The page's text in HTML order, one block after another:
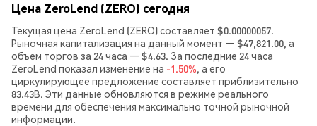
Цена ZeroLend (ZERO) сегодня
Текущая цена ZeroLend (ZERO) составляет $0.00000057.
Рыночная капитализация на данный момент — $47,821.00, а
объем торгов за 24 часа — $4.63. За последние 24 часа
ZeroLend показал изменение на -1.50%, а его
циркулирующее предложение составляет приблизительно
83.43B. Эти данные обновляются в режиме реального
времени для обеспечения максимально точной рыночной
информации.